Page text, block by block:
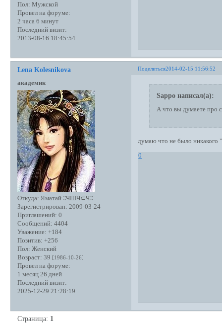
Пол: Мужской
Провел на форуме:
2 часа 6 минут
Последний визит:
2013-08-16 18:45:54
Поделиться2014-02-15 11:56:52
Lena Kolesnikova
академик
Откуда: Яматай ʭЧШЧ⊂Чʭ
Зарегистрирован: 2009-03-24
Приглашений: 0
Сообщений: 4404
Уважение: +184
Позитив: +256
Пол: Женский
Возраст: 39 [1986-10-26]
Провел на форуме:
1 месяц 26 дней
Последний визит:
2025-12-29 21:28:19
Sappo написал(а):
А что вы думаете про
думаю что не было никакого
0
Страница: 1